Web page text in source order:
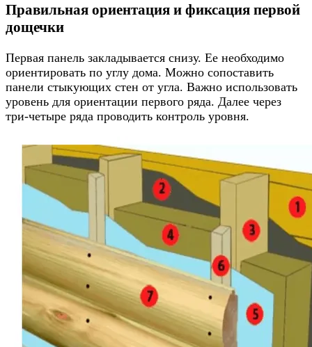
Правильная ориентация и фиксация первой
дощечки
Первая панель закладывается снизу. Ее необходимо
ориентировать по углу дома. Можно сопоставить
панели стыкующих стен от угла. Важно использовать
уровень для ориентации первого ряда. Далее через
три-четыре ряда проводить контроль уровня.